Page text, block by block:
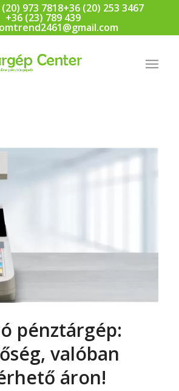
973 7818+36 (20) 253 3467
+36 (23) 789 439
pénztárgép:
valóban
áron!